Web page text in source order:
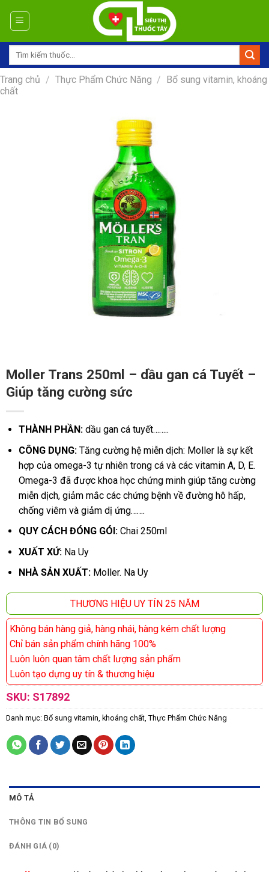
Tìm
Trang chủ / Thực Phẩm Chức Năng / Bổ sung vitamin, khoáng
chất
Moller Trans 250ml – dầu gan cá Tuyết –
Giúp tăng cường sức
THÀNH PHẦN: dầu gan cá tuyết……..
CÔNG DỤNG: Tăng cường hệ miễn dịch: Moller là sự kết
hợp của omega-3 tự nhiên trong cá và các vitamin A, D, E.
Omega-3 đã được khoa học chứng minh giúp tăng cường
miễn dịch, giảm mắc các chứng bệnh về đường hô hấp,
chống viêm và giảm dị ứng…….
QUY CÁCH ĐÓNG GÓI: Chai 250ml
XUẤT XỨ: Na Uy
NHÀ SẢN XUẤT: Moller. Na Uy
THƯƠNG HIỆU UY TÍN 25 NĂM
Không bán hàng giả, hàng nhái, hàng kém chất lượng
Chỉ bán sản phẩm chính hãng 100%
Luôn luôn quan tâm chất lượng sản phẩm
Luôn tạo dựng uy tín & thương hiệu
SKU: S17892
Danh mục: Bổ sung vitamin, khoáng chất, Thực Phẩm Chức Năng
MÔ TẢ
THÔNG TIN BỔ SUNG
ĐÁNH GIÁ (0)